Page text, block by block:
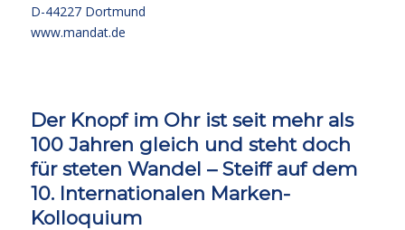
D-44227 Dortmund
www.mandat.de
Der Knopf im Ohr ist seit mehr als
100 Jahren gleich und steht doch
für steten Wandel – Steiff auf dem
10. Internationalen Marken-
Kolloquium